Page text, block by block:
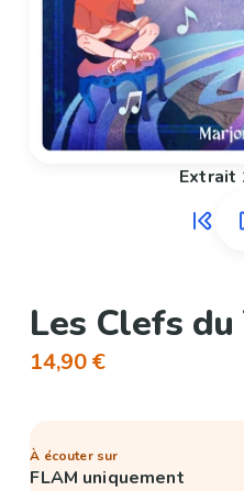
Extrait
Les Clefs du
14,90 €
À écouter sur
FLAM uniquement